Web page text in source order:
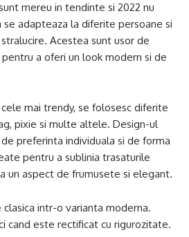
mereu in tendinte si 2022 nu
adapteaza la diferite persoane si
Acestea sunt usor de
a oferi un look modern si de
mai trendy, se folosesc diferite
pixie si multe altele. Design-ul
preferinta individuala si de forma
pentru a sublinia trasaturile
un aspect de frumusete si elegant.
intr-o varianta moderna.
cand este rectificat cu rigurozitate.